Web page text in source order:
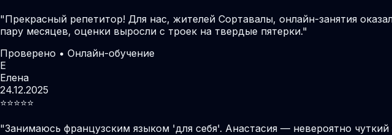
"Прекрасный репетитор! Для нас, жителей Сортавалы, онлайн-занятия
пару месяцев, оценки выросли с троек на твердые пятерки."
Проверено • Онлайн-обучение
Е
Елена
24.12.2025
⭐️⭐️⭐️⭐️⭐️
"Занимаюсь французским языком 'для себя'. Анастасия — невероятно